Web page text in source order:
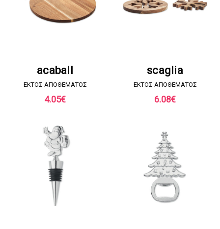
acaball
EKTOΣ ΑΠΟΘΕΜΑΤΟΣ
4.05€
scaglia
EKTOΣ ΑΠΟΘΕΜΑΤΟΣ
6.08€